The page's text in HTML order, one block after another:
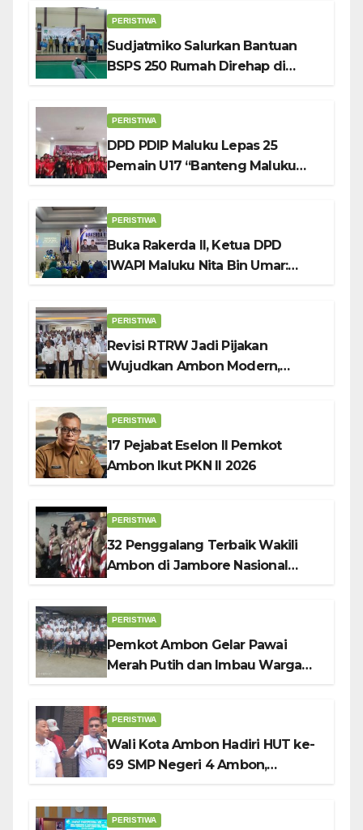
PERISTIWA
Sudjatmiko Salurkan Bantuan
BSPS 250 Rumah Direhap di
PERISTIWA
DPD PDIP Maluku Lepas 25
Pemain U17 “Banteng Maluku
PERISTIWA
Buka Rakerda II, Ketua DPD
IWAPI Maluku Nita Bin Umar:
PERISTIWA
Revisi RTRW Jadi Pijakan
Wujudkan Ambon Modern,
PERISTIWA
17 Pejabat Eselon II Pemkot
Ambon Ikut PKN II 2026
PERISTIWA
32 Penggalang Terbaik Wakili
Ambon di Jambore Nasional
PERISTIWA
Pemkot Ambon Gelar Pawai
Merah Putih dan Imbau Warga
PERISTIWA
Wali Kota Ambon Hadiri HUT ke-
69 SMP Negeri 4 Ambon,
PERISTIWA